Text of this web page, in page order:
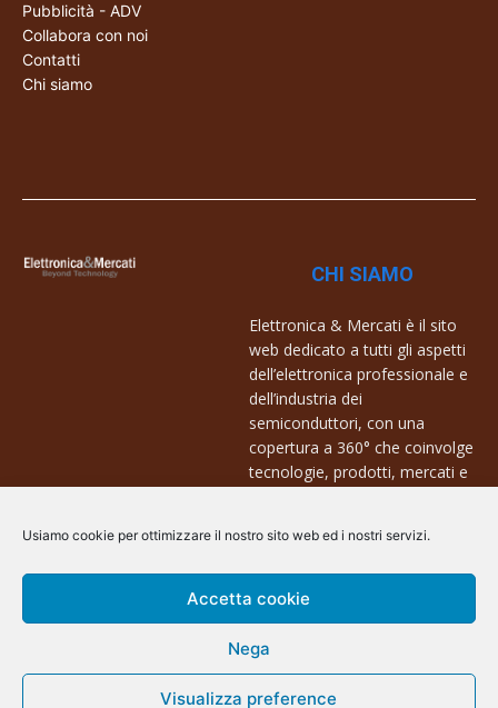
Usiamo cookie per ottimizzare il nostro sito web ed i nostri servizi.
Accetta cookie
Nega
Visualizza preference
Pubblicità - ADV
Collabora con noi
Contatti
Chi siamo
CHI SIAMO
Elettronica & Mercati è il sito
web dedicato a tutti gli aspetti
dell’elettronica professionale e
dell’industria dei
semiconduttori, con una
copertura a 360° che coinvolge
tecnologie, prodotti, mercati e
Contatti:
info@arscommunication.it
@ArsCommunication 2023